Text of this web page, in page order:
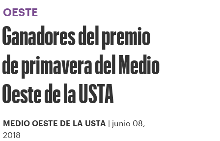
OESTE
Ganadores del premio
de primavera del Medio
Oeste de la USTA
MEDIO OESTE DE LA USTA
| junio 08,
2018